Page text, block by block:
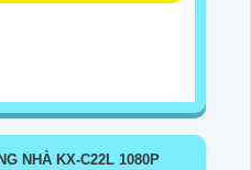
NHÀ KX-C22L 1080P